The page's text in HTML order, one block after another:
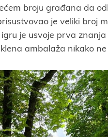
broju građana da
je veliki broj
je usvoje prva
ambalaža nikako